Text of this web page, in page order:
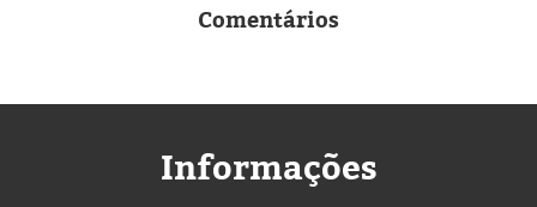
Comentários
Informações